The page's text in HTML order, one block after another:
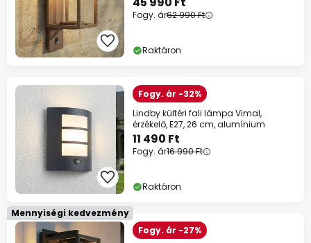
Fogy. ár62 990 Ft
Raktáron
Fogy. ár -32%
Lindby kültéri fali lámpa Vimal,
érzékelő, E27, 26 cm, alumínium
11 490 Ft
Fogy. ár16 990 Ft
Raktáron
Mennyiségi kedvezmény
Fogy. ár -27%